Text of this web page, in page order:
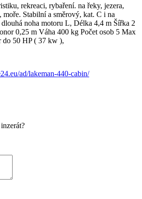
rekreaci, rybaření. na řeky, jezera,
moře. Stabilní a směrový, kat. C i na
noha motoru L, Délka 4,4 m Šířka 2
0,25 m Váha 400 kg Počet osob 5 Max
50 HP ( 37 kw ),
ad/lakeman-440-cabin/